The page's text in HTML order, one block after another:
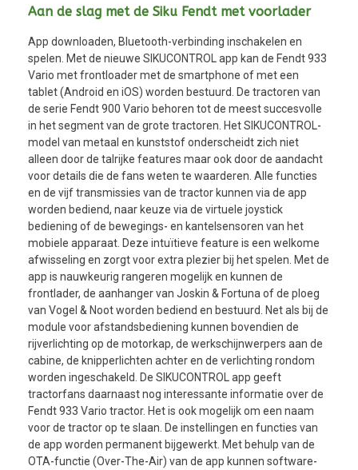
Aan de slag met de Siku Fendt met voorlader
App downloaden, Bluetooth-verbinding inschakelen en
spelen. Met de nieuwe SIKUCONTROL app kan de Fendt 933
Vario met frontloader met de smartphone of met een
tablet (Android en iOS) worden bestuurd. De tractoren van
de serie Fendt 900 Vario behoren tot de meest succesvolle
in het segment van de grote tractoren. Het SIKUCONTROL-
model van metaal en kunststof onderscheidt zich niet
alleen door de talrijke features maar ook door de aandacht
voor details die de fans weten te waarderen. Alle functies
en de vijf transmissies van de tractor kunnen via de app
worden bediend, naar keuze via de virtuele joystick
bediening of de bewegings- en kantelsensoren van het
mobiele apparaat. Deze intuïtieve feature is een welkome
afwisseling en zorgt voor extra plezier bij het spelen. Met de
app is nauwkeurig rangeren mogelijk en kunnen de
frontlader, de aanhanger van Joskin & Fortuna of de ploeg
van Vogel & Noot worden bediend en bestuurd. Net als bij de
module voor afstandsbediening kunnen bovendien de
rijverlichting op de motorkap, de werkschijnwerpers aan de
cabine, de knipperlichten achter en de verlichting rondom
worden ingeschakeld. De SIKUCONTROL app geeft
tractorfans daarnaast nog interessante informatie over de
Fendt 933 Vario tractor. Het is ook mogelijk om een naam
voor de tractor op te slaan. De instellingen en functies van
de app worden permanent bijgewerkt. Met behulp van de
OTA-functie (Over-The-Air) van de app kunnen software-